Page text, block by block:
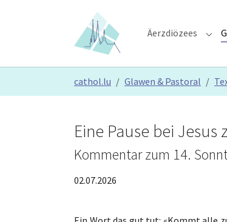
Äerzdiözees
cathol.lu Glawen & Pastoral
Eine Pause bei Jesus
Kommentar zum 14.
02.07.2026